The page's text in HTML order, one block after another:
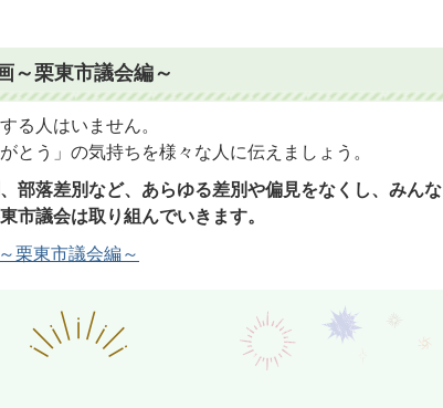
～栗東市議会編～
る人はいません。
とう」の気持ちを様々な人に伝えましょう。
部落差別など、あらゆる差別や偏見をなくし、みんな
市議会は取り組んでいきます。
栗東市議会編～